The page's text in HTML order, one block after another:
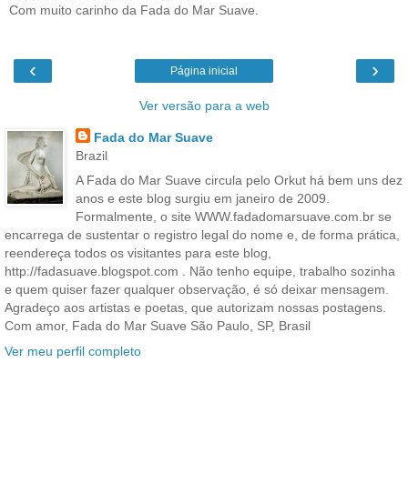
Com muito carinho da Fada do Mar Suave.
‹ ›
Página inicial
Ver versão para a web
Fada do Mar Suave
Brazil
A Fada do Mar Suave circula pelo Orkut há bem uns dez
anos e este blog surgiu em janeiro de 2009.
Formalmente, o site WWW.fadadomarsuave.com.br se
encarrega de sustentar o registro legal do nome e, de forma prática,
reendereça todos os visitantes para este blog,
http://fadasuave.blogspot.com . Não tenho equipe, trabalho sozinha
e quem quiser fazer qualquer observação, é só deixar mensagem.
Agradeço aos artistas e poetas, que autorizam nossas postagens.
Com amor, Fada do Mar Suave São Paulo, SP, Brasil
Ver meu perfil completo